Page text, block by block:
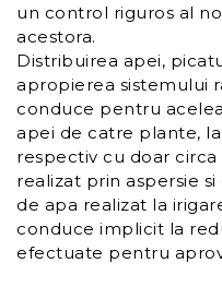
un control riguros al
acestora.
Distribuirea apei,
apropierea sistemului
conduce pentru
apei de catre plante,
respectiv cu doar
realizat prin aspersie
de apa realizat la
conduce implicit la
efectuate pentru